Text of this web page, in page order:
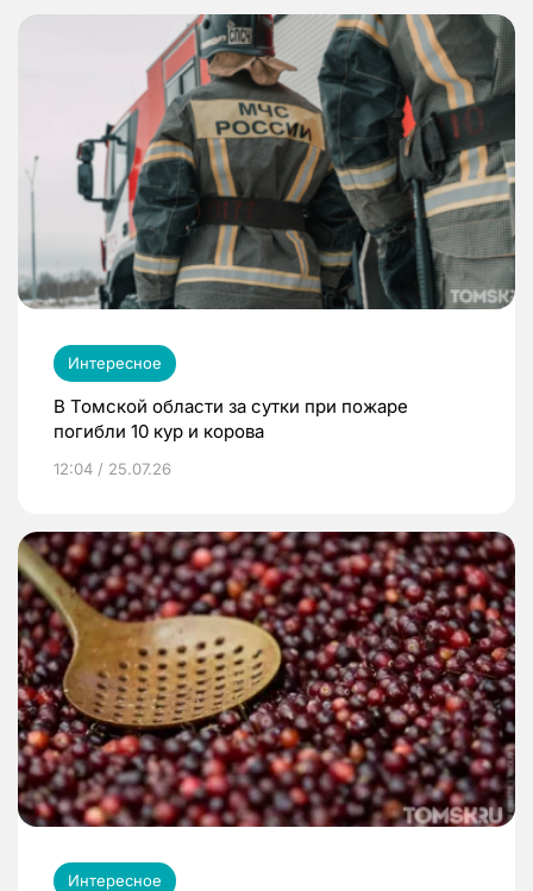
Интересное
В Томской области за сутки при пожаре
погибли 10 кур и корова
12:04 / 25.07.26
Интересное